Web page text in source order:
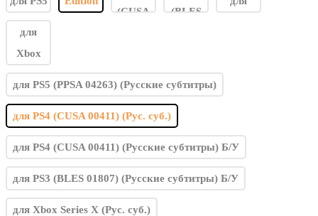
для PS5 (PPSA 04263) (Русские субтитры)
для PS4 (CUSA 00411) (Рус. суб.)
для PS4 (CUSA 00411) (Русские субтитры) Б/У
для PS3 (BLES 01807) (Русские субтитры) Б/У
для Xbox Series X (Рус. суб.)